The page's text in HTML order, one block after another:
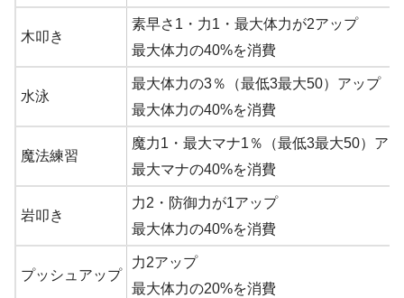
木叩き
素早さ1・力1・最大体力が2アップ
最大体力の40%を消費
水泳
最大体力の3％（最低3最大50）アップ
最大体力の40%を消費
魔法練習
魔力1・最大マナ1％（最低3最大50）ア
最大マナの40%を消費
岩叩き
力2・防御力が1アップ
最大体力の40%を消費
プッシュアップ
力2アップ
最大体力の20%を消費